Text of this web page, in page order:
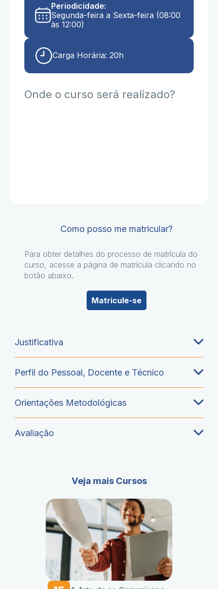
Periodicidade:
Segunda-feira a Sexta-feira (08:00
às 12:00)
Carga Horária: 20h
Onde o curso será realizado?
Como posso me matricular?
Para obter detalhes do processo de matrícula do
curso, acesse a página de matrícula clicando no
botão abaixo.
Matricule-se
Justificativa
Perfil do Pessoal, Docente e Técnico
Orientações Metodológicas
Avaliação
Veja mais Cursos